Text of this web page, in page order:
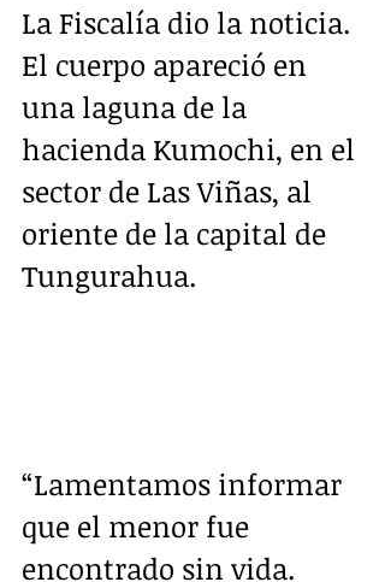
La Fiscalía dio la noticia.
El cuerpo apareció en
una laguna de la
hacienda Kumochi, en el
sector de Las Viñas, al
oriente de la capital de
Tungurahua.
“Lamentamos informar
que el menor fue
encontrado sin vida.